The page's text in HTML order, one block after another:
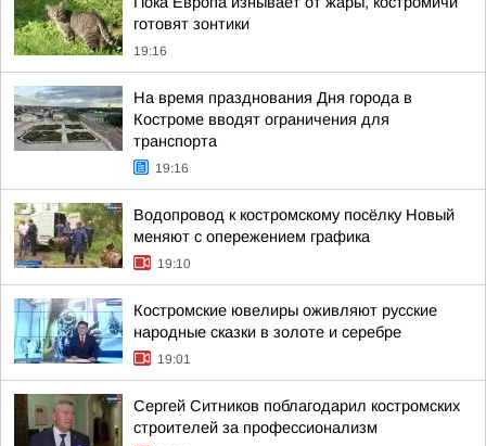
готовят зонтики
19:16
На время празднования Дня города в
Костроме вводят ограничения для
транспорта
19:16
Водопровод к костромскому посёлку Новый
меняют с опережением графика
19:10
Костромские ювелиры оживляют русские
народные сказки в золоте и серебре
19:01
Сергей Ситников поблагодарил костромских
строителей за профессионализм